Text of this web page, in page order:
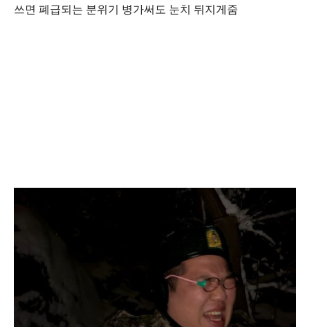
쓰면 폐급되는 분위기 병가써도 눈치 뒤지게줌